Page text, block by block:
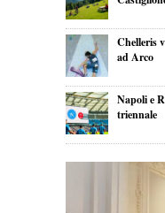
Chelleris
ad Arco
Napoli e
triennale